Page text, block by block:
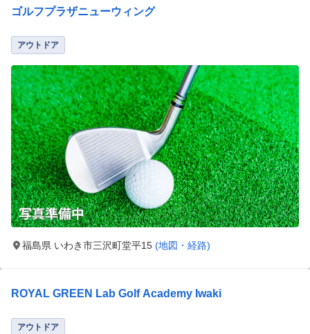
ゴルフプラザニューウィング
アウトドア
福島県 いわき市三沢町堂平15 (地図・経路)
ROYAL GREEN Lab Golf Academy Iwaki
アウトドア